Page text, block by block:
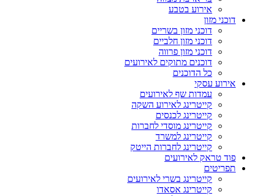
אירוע בטבע
דוכני מזון
דוכני מזון בשריים
דוכני מזון חלביים
דוכני מזון פרווה
דוכנים מתוקים לאירועים
כל הדוכנים
אירוע עסקי
עמדות שף לאירועים
קייטרינג לאירוע השקה
קייטרינג לכנסים
קייטרינג מוסדי לחברות
קייטרינג למשרד
קייטרינג לחברות הייטק
פוד טראק לאירועים
תפריטים
קייטרינג בשרי לאירועים
קייטרינג אסאדו